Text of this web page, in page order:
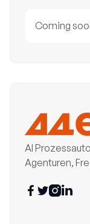
AI
Agenturen,
 